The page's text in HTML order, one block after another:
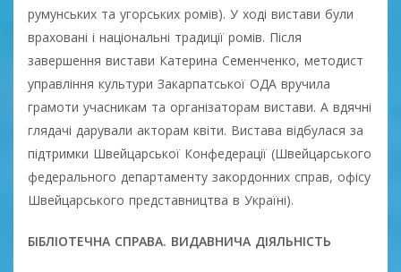
румунських та угорських ромів). У ході вистави були
враховані і національні традиції ромів. Після
завершення вистави Катерина Семенченко, методист
управління культури Закарпатської ОДА вручила
грамоти учасникам та організаторам вистави. А вдячні
глядачі дарували акторам квіти. Вистава відбулася за
підтримки Швейцарської Конфедерації (Швейцарського
федерального департаменту закордонних справ, офісу
Швейцарського представництва в Україні).
БІБЛІОТЕЧНА СПРАВА. ВИДАВНИЧА ДІЯЛЬНІСТЬ